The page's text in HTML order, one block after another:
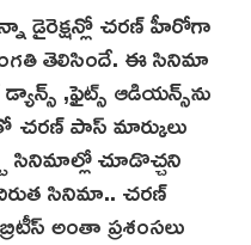
డైరెక్షన్లో చరణ్ హీరోగా
తెలిసిందే. ఈ సినిమా
,ఫైట్స్ ఆడియన్స్‌ను
చరణ్ పాస్ మార్కులు
సినిమాల్లో చూడొచ్చని
సినిమా.. చరణ్
అంతా ప్రశంసలు